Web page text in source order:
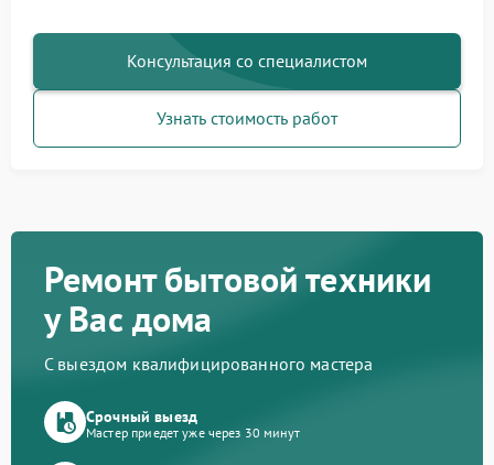
Консультация со специалистом
Узнать стоимость работ
Ремонт бытовой техники
у Вас дома
С выездом квалифицированного мастера
Срочный выезд
Мастер приедет уже через 30 минут